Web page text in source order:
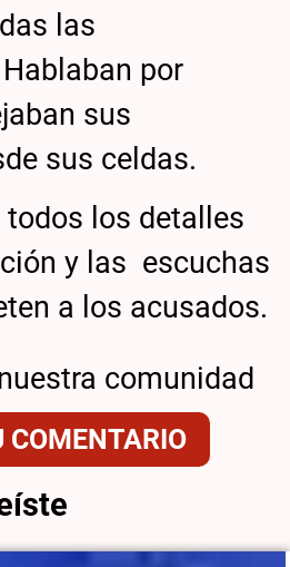
las
por
sus
sus celdas.
los detalles
y las escuchas
a los acusados.
comunidad
COMENTARIO